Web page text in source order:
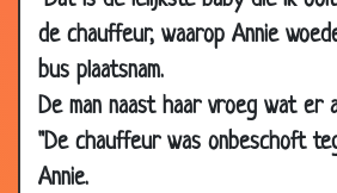
de chauffeur, waarop Annie
bus plaatsnam.
De man naast haar vroeg wat er
"De chauffeur was onbeschoft
Annie.
10 Jan
2008
Wat een geluk
10 Jan
2008
Zin in macaroni